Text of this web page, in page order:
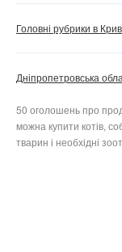
Головні рубрики в
Дніпропетровська
50 оголошень про
можна купити котів,
тварин і необхідні